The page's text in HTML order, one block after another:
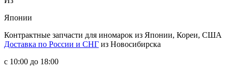
Японии
Контрактные запчасти для иномарок из Японии, Кореи, США
Доставка по России и СНГ из Новосибирска
с 10:00 до 18:00